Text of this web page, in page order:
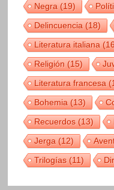
Negra(19)
Delincuencia(18)
Literatura italiana
Religión(15)
Literatura francesa
Bohemia(13)
Recuerdos(13)
Jerga(12)
Trilogías(11)